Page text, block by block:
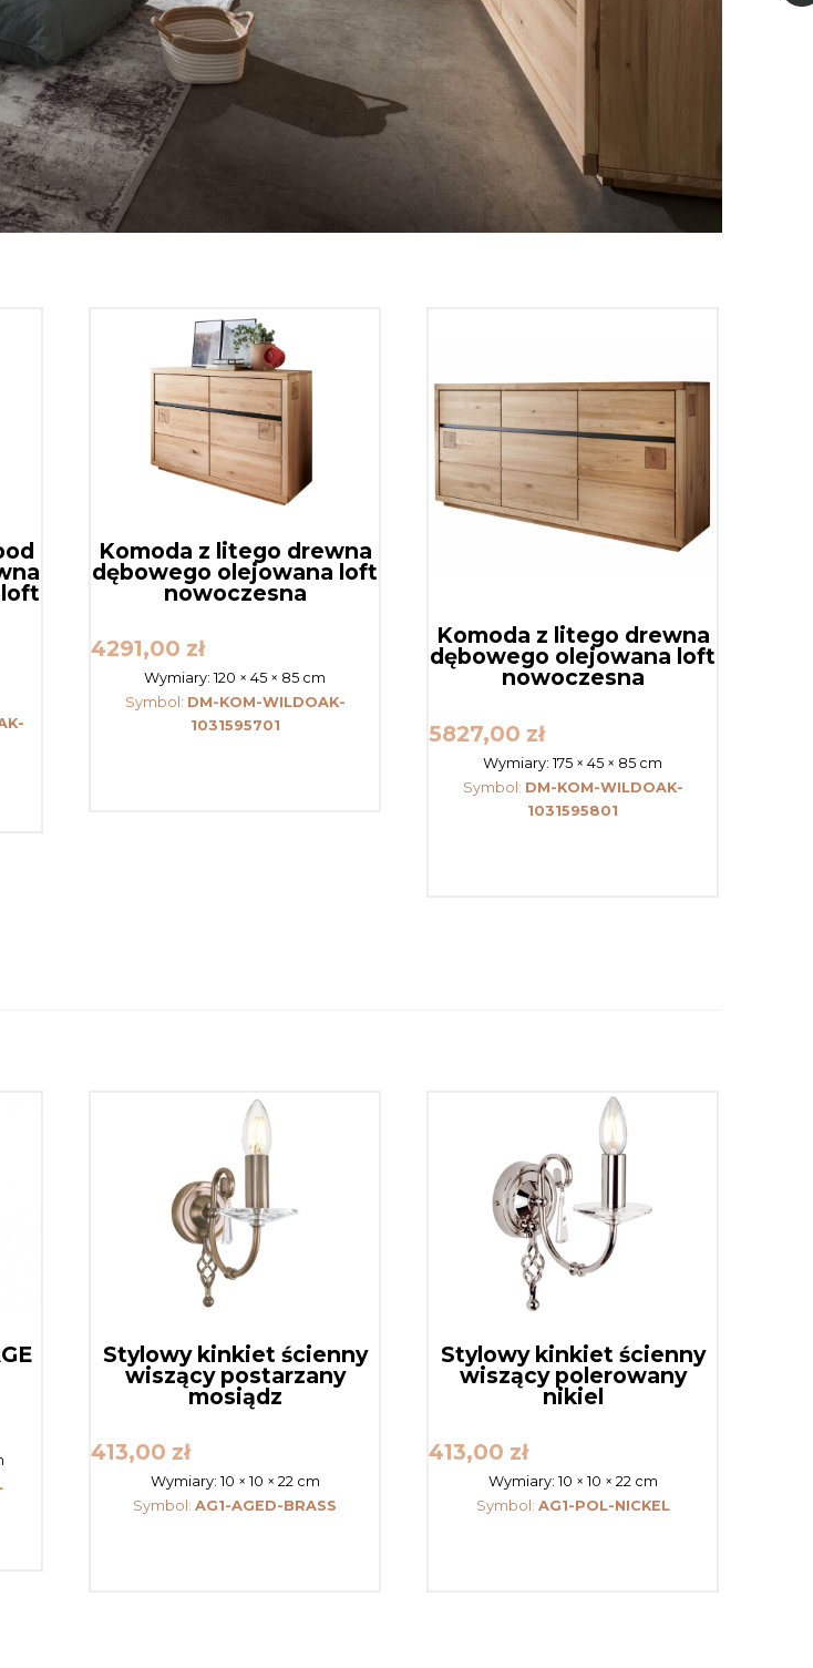
Komoda z litego drewna
dębowego olejowana loft
nowoczesna
4291,00 zł
Wymiary:120 × 45 × 85 cm
Symbol: DM-KOM-WILDOAK-
1031595701
Komoda z litego drewna
dębowego olejowana loft
nowoczesna
5827,00 zł
Wymiary:175 × 45 × 85 cm
Symbol: DM-KOM-WILDOAK-
1031595801
Stylowy kinkiet ścienny
wiszący postarzany
mosiądz
413,00 zł
Wymiary: 10 × 10 × 22 cm
Symbol:AG1-AGED-BRASS
Stylowy kinkiet ścienny
wiszący polerowany
nikiel
413,00 zł
Wymiary: 10 × 10 × 22 cm
Symbol: AG1-POL-NICKEL